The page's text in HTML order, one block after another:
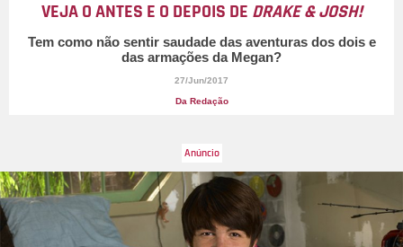
VEJA O ANTES E O DEPOIS DE DRAKE & JOSH!
Tem como não sentir saudade das aventuras dos dois e
das armações da Megan?
27/Jun/2017
Da Redação